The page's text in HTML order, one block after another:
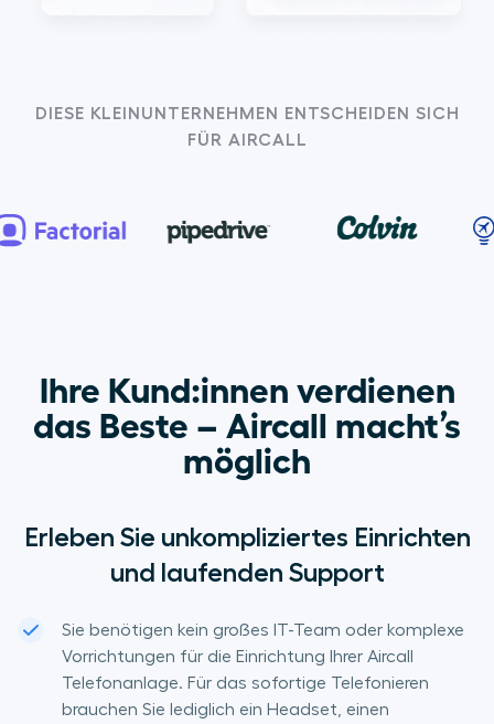
DIESE KLEINUNTERNEHMEN ENTSCHEIDEN SICH
FÜR AIRCALL
Ihre Kund:innen verdienen
das Beste – Aircall macht’s
möglich
Erleben Sie unkompliziertes Einrichten
und laufenden Support
Sie benötigen kein großes IT-Team oder komplexe
Vorrichtungen für die Einrichtung Ihrer Aircall
Telefonanlage. Für das sofortige Telefonieren
brauchen Sie lediglich ein Headset, einen